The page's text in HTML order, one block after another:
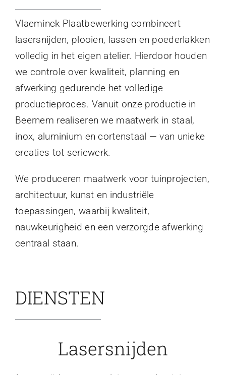
Vlaeminck Plaatbewerking combineert
lasersnijden, plooien, lassen en poederlakken
volledig in het eigen atelier. Hierdoor houden
we controle over kwaliteit, planning en
afwerking gedurende het volledige
productieproces. Vanuit onze productie in
Beernem realiseren we maatwerk in staal,
inox, aluminium en cortenstaal — van unieke
creaties tot seriewerk.
We produceren maatwerk voor tuinprojecten,
architectuur, kunst en industriële
toepassingen, waarbij kwaliteit,
nauwkeurigheid en een verzorgde afwerking
centraal staan.
DIENSTEN
Lasersnijden